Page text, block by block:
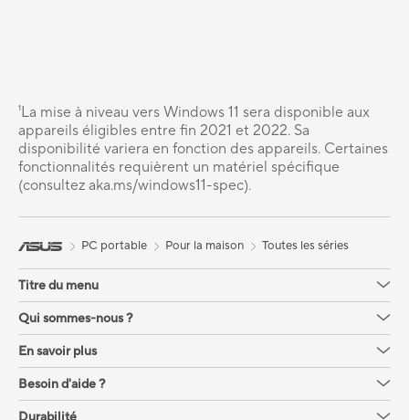
¹La mise à niveau vers Windows 11 sera disponible aux
appareils éligibles entre fin 2021 et 2022. Sa
disponibilité variera en fonction des appareils. Certaines
fonctionnalités requièrent un matériel spécifique
(consultez aka.ms/windows11-spec).
PC portable Pour la maison Toutes les séries
Titre du menu
Qui sommes-nous ?
En savoir plus
Besoin d'aide ?